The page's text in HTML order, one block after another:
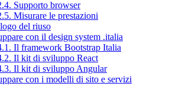
Supporto browser
Misurare le prestazioni
del riuso
con il design system .italia
Il framework Bootstrap Italia
Il kit di sviluppo React
Il kit di sviluppo Angular
con i modelli di sito e servizi